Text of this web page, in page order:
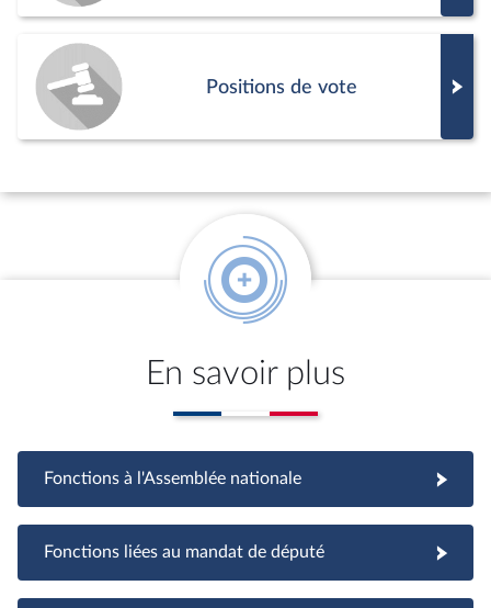
Positions de vote
En savoir plus
Fonctions à l'Assemblée nationale
Fonctions à l'Assemblée nationale
Fonctions liées au mandat de député
Fonctions liées au mandat de député